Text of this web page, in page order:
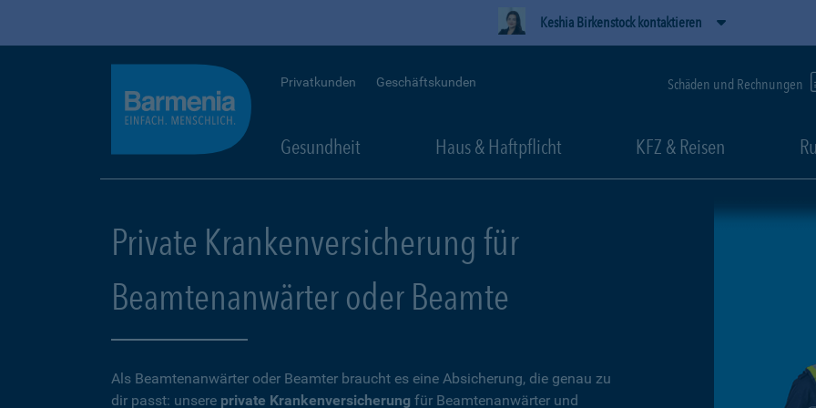
Keshia Birkenstock kontaktieren
Privatkunden Geschäftskunden Schäden und Rechnungen
Gesundheit Haus & Haftpflicht KFZ & Reisen
Private Krankenversicherung für
Beamtenanwärter oder Beamte
Als Beamtenanwärter oder Beamter braucht es eine Absicherung, die genau zu
dir passt: unsere private Krankenversicherung für Beamtenanwärter und